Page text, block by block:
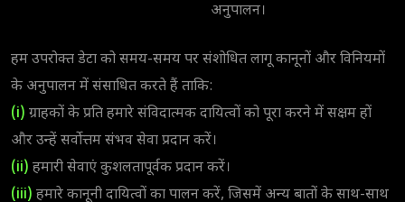
अनुपालन।
हम उपरोक्त डेटा को समय-समय पर संशोधित लागू कानूनों और विनियमों
के अनुपालन में संसाधित करते हैं ताकि:
(i) ग्राहकों के प्रति हमारे संविदात्मक दायित्वों को पूरा करने में सक्षम हों
और उन्हें सर्वोत्तम संभव सेवा प्रदान करें।
(ii) हमारी सेवाएं कुशलतापूर्वक प्रदान करें।
(iii) हमारे कानूनी दायित्वों का पालन करें, जिसमें अन्य बातों के साथ-साथ